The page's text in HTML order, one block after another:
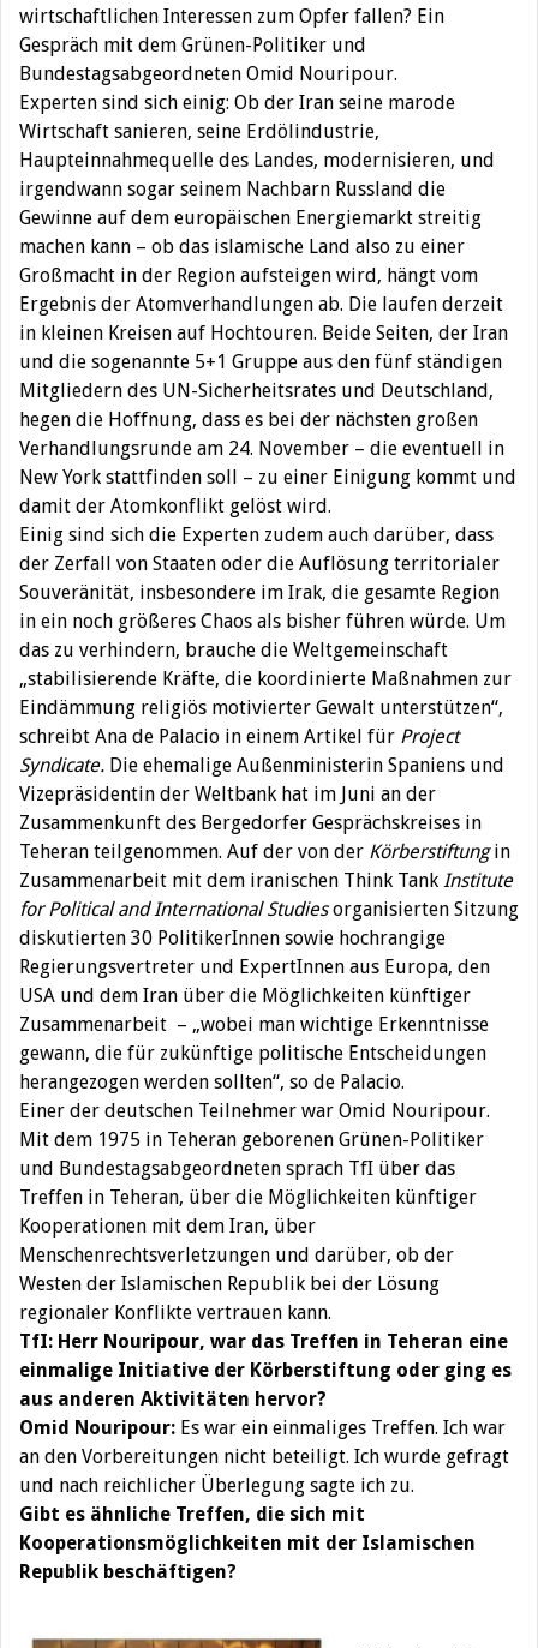
wirtschaftlichen Interessen zum Opfer fallen? Ein
Gespräch mit dem Grünen-Politiker und
Bundestagsabgeordneten Omid Nouripour.
Experten sind sich einig: Ob der Iran seine marode
Wirtschaft sanieren, seine Erdölindustrie,
Haupteinnahmequelle des Landes, modernisieren, und
irgendwann sogar seinem Nachbarn Russland die
Gewinne auf dem europäischen Energiemarkt streitig
machen kann – ob das islamische Land also zu einer
Großmacht in der Region aufsteigen wird, hängt vom
Ergebnis der Atomverhandlungen ab. Die laufen derzeit
in kleinen Kreisen auf Hochtouren. Beide Seiten, der Iran
und die sogenannte 5+1 Gruppe aus den fünf ständigen
Mitgliedern des UN-Sicherheitsrates und Deutschland,
hegen die Hoffnung, dass es bei der nächsten großen
Verhandlungsrunde am 24. November – die eventuell in
New York stattfinden soll – zu einer Einigung kommt und
damit der Atomkonflikt gelöst wird.
Einig sind sich die Experten zudem auch darüber, dass
der Zerfall von Staaten oder die Auflösung territorialer
Souveränität, insbesondere im Irak, die gesamte Region
in ein noch größeres Chaos als bisher führen würde. Um
das zu verhindern, brauche die Weltgemeinschaft
„stabilisierende Kräfte, die koordinierte Maßnahmen zur
Eindämmung religiös motivierter Gewalt unterstützen“,
schreibt Ana de Palacio in einem Artikel für Project
Syndicate. Die ehemalige Außenministerin Spaniens und
Vizepräsidentin der Weltbank hat im Juni an der
Zusammenkunft des Bergedorfer Gesprächskreises in
Teheran teilgenommen. Auf der von der Körberstiftungin
Zusammenarbeit mit dem iranischen Think Tank Institute
for Political and International Studiesorganisierten Sitzung
diskutierten 30 PolitikerInnen sowie hochrangige
Regierungsvertreter und ExpertInnen aus Europa, den
USA und dem Iran über die Möglichkeiten künftiger
Zusammenarbeit – „wobei man wichtige Erkenntnisse
gewann, die für zukünftige politische Entscheidungen
herangezogen werden sollten“, so de Palacio.
Einer der deutschen Teilnehmer war Omid Nouripour.
Mit dem 1975 in Teheran geborenen Grünen-Politiker
und Bundestagsabgeordneten sprach TfI über das
Treffen in Teheran, über die Möglichkeiten künftiger
Kooperationen mit dem Iran, über
Menschenrechtsverletzungen und darüber, ob der
Westen der Islamischen Republik bei der Lösung
regionaler Konflikte vertrauen kann.
TfI: Herr Nouripour, war das Treffen in Teheran eine
einmalige Initiative der Körberstiftung oder ging es
aus anderen Aktivitäten hervor?
Omid Nouripour: Es war ein einmaliges Treffen. Ich war
an den Vorbereitungen nicht beteiligt. Ich wurde gefragt
und nach reichlicher Überlegung sagte ich zu.
Gibt es ähnliche Treffen, die sich mit
Kooperationsmöglichkeiten mit der Islamischen
Republik beschäftigen?